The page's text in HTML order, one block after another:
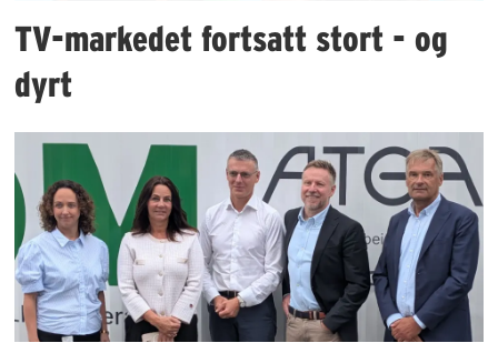
TV-markedet fortsatt stort - og
dyrt